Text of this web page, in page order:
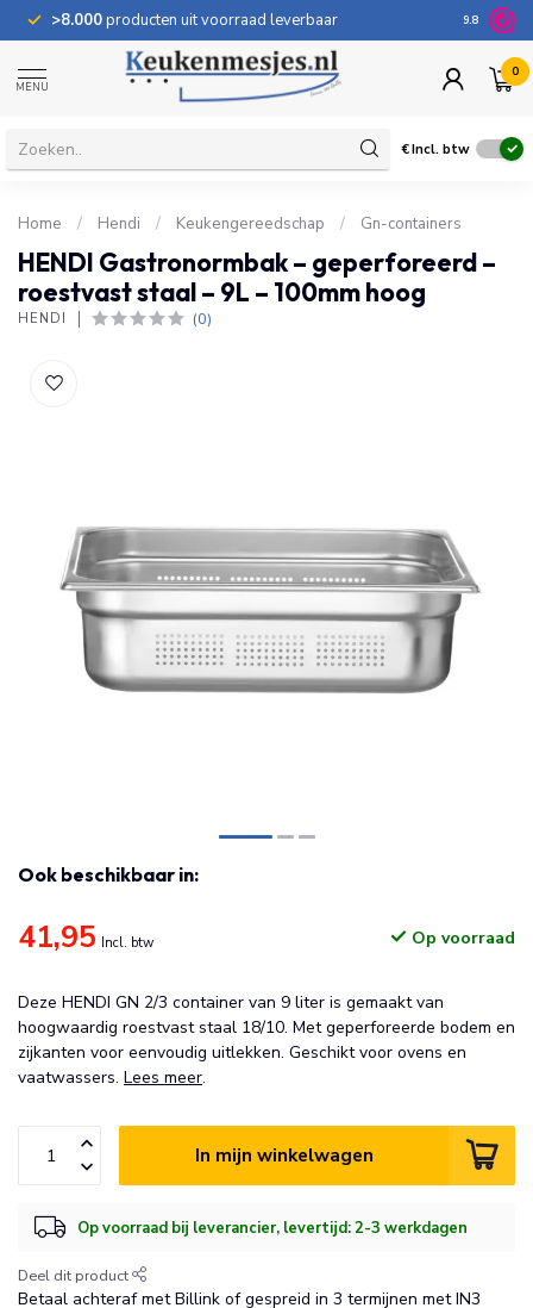
>8.000producten uit voorraad leverbaar 100
9.8
MENU
0
€Incl. btw
Home / Hendi / Keukengereedschap / Gn-containers
HENDI Gastronormbak – geperforeerd –
roestvast staal – 9L – 100mm hoog
HENDI (0)
Ook beschikbaar in:
41,95 Incl. btw Op voorraad
Deze HENDI GN 2/3 container van 9 liter is gemaakt van
hoogwaardig roestvast staal 18/10. Met geperforeerde bodem en
zijkanten voor eenvoudig uitlekken. Geschikt voor ovens en
vaatwassers. Lees meer.
In mijn winkelwagen
Op voorraad bij leverancier, levertijd: 2-3 werkdagen
Deel dit product
Betaal achteraf met Billink of gespreid in 3 termijnen met IN3